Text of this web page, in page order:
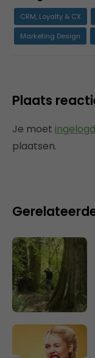
CRM, Loyalty & CX
Marketing Design
Plaats
Je moet
plaatsen.